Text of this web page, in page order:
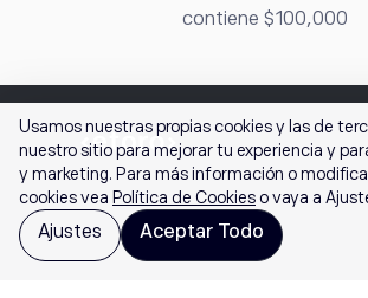
contiene $100,000
Usamos nuestras propias cookies y las de
nuestro sitio para mejorar tu experiencia y
y marketing. Para más información o
cookies vea Política de Cookies o vaya a
Ajustes Aceptar Todo